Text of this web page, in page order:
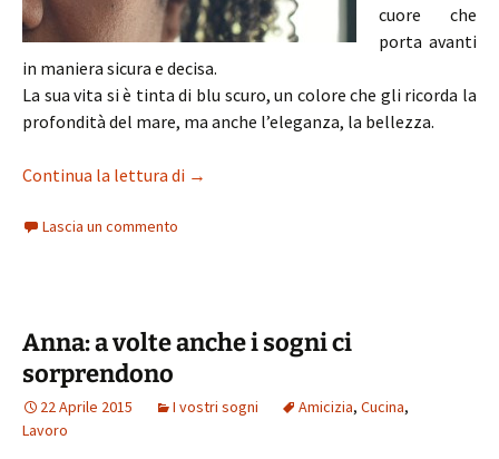
cuore che
porta avanti
in maniera sicura e decisa.
La sua vita si è tinta di blu scuro, un colore che gli ricorda la
profondità del mare, ma anche l’eleganza, la bellezza.
Continua la lettura di La buona cucina di Biniam
→
Lascia un commento
Anna: a volte anche i sogni ci
sorprendono
22 Aprile 2015 I vostri sogni Amicizia, Cucina,
Lavoro